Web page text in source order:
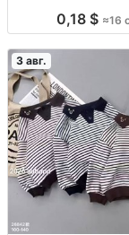
4–8, 8–12 лет, уп.
0,18 $ ≈16
3 авг.